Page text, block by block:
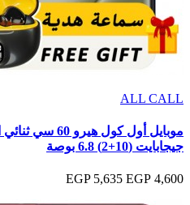
ALL CALL
جيجابايت (10+2) 6.8 بوصة
4,600 EGP
5,635 EGP